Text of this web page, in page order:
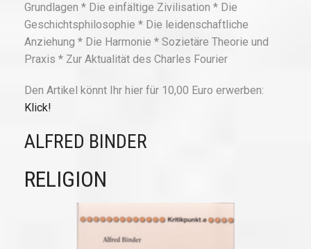
Grundlagen * Die einfältige Zivilisation * Die
Geschichtsphilosophie * Die leidenschaftliche
Anziehung * Die Harmonie * Sozietäre Theorie und
Praxis * Zur Aktualität des Charles Fourier
Den Artikel könnt Ihr hier für 10,00 Euro erwerben:
Klick!
ALFRED BINDER
RELIGION